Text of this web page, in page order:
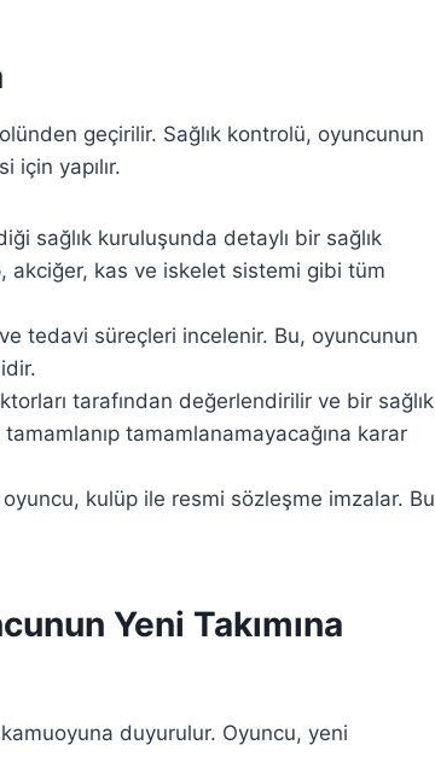
geçirilir. Sağlık kontrolü, oyuncunun
için yapılır.
sağlık kuruluşunda detaylı bir sağlık
akciğer, kas ve iskelet sistemi gibi tüm
tedavi süreçleri incelenir. Bu, oyuncunun
tarafından değerlendirilir ve bir sağlık
tamamlanamayacağına karar
kulüp ile resmi sözleşme imzalar. Bu
Yeni Takımına
duyurulur. Oyuncu, yeni